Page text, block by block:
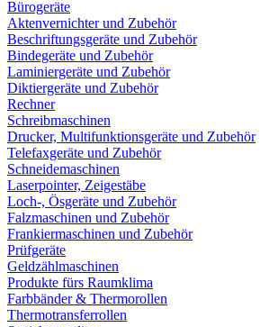
Bürogeräte
Aktenvernichter und Zubehör
Beschriftungsgeräte und Zubehör
Bindegeräte und Zubehör
Laminiergeräte und Zubehör
Diktiergeräte und Zubehör
Rechner
Schreibmaschinen
Drucker, Multifunktionsgeräte und Zubehör
Telefaxgeräte und Zubehör
Schneidemaschinen
Laserpointer, Zeigestäbe
Loch-, Ösgeräte und Zubehör
Falzmaschinen und Zubehör
Frankiermaschinen und Zubehör
Prüfgeräte
Geldzählmaschinen
Produkte fürs Raumklima
Farbbänder & Thermorollen
Thermotransferrollen